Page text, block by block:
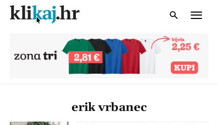
erik vrbanec